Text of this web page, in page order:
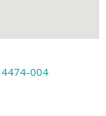
4474-004